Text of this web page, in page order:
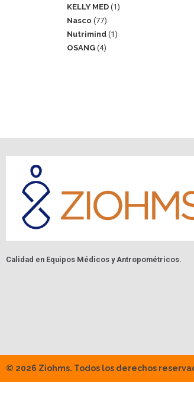
KELLY MED 1
Nasco 77
Nutrimind 1
OSANG 4
Calidad en Equipos Médicos y Antropométricos.
© 2026 Ziohms. Todos los derechos